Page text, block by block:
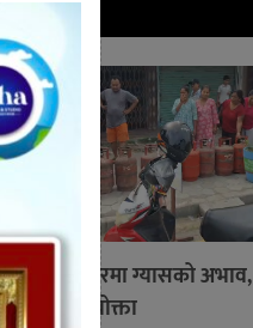
गाईघाट बजारमा ग्यासको अभाव,
लाइनमा उपभोक्ता